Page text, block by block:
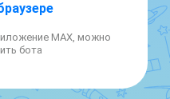
MAX, можно
бота